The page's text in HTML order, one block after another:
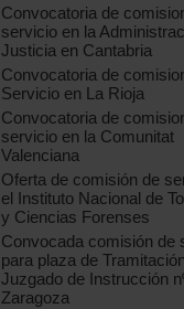
Convocatoria de
servicio en la
Justicia en Cantabria
Convocatoria de
Servicio en La Rioja
Convocatoria de
servicio en la Comunitat
Valenciana
Oferta de comisión de
el Instituto Nacional de
y Ciencias Forenses
Convocada comisión de
para plaza de
Juzgado de Instrucción
Zaragoza